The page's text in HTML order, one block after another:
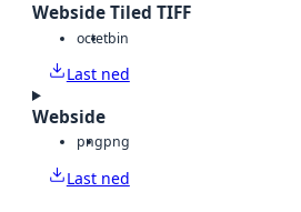
Webside Tiled TIFF
octetbin
Last ned
Webside
pngpng
Last ned